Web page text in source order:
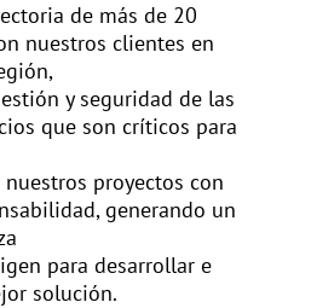
de más de 20
nuestros clientes en
y seguridad de las
que son críticos para
proyectos con
generando un
para desarrollar e
solución.